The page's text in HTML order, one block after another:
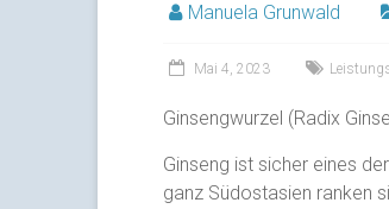
Manuela Grunwald
Mai 4, 2023
Ginsengwurzel (Radix
Ginseng ist sicher eines
ganz Südostasien ranken